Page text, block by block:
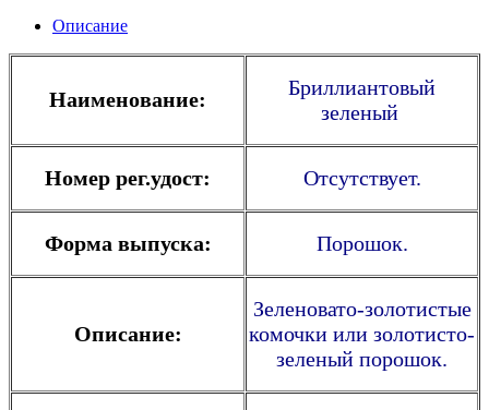
Описание
Наименование:
Бриллиантовый
зеленый
Номер рег.удост: Отсутствует.
Форма выпуска: Порошок.
Описание:
Зеленовато-золотистые
комочки или золотисто-
зеленый порошок.